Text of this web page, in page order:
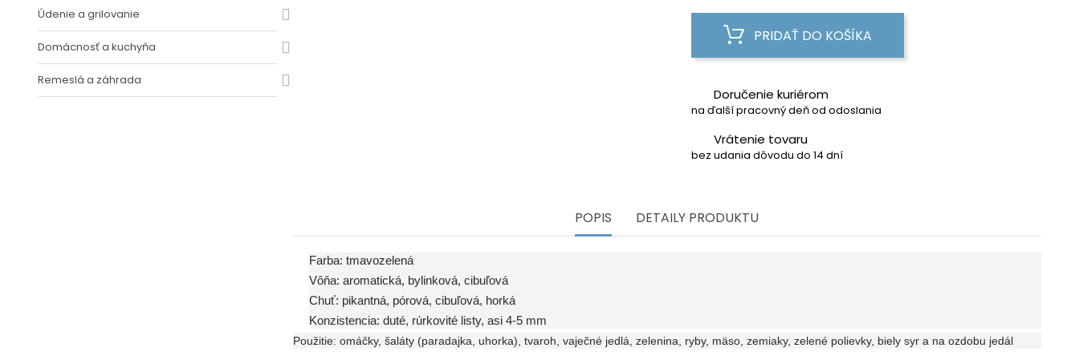
Údenie a grilovanie
Domácnosť a kuchyňa
Remeslá a záhrada
PRIDAŤ DO KOŠÍKA
Doručenie kuriérom
na ďalší pracovný deň od odoslania
Vrátenie tovaru
bez udania dôvodu do 14 dní
POPIS DETAILY PRODUKTU
Farba: tmavozelená
Vôňa: aromatická, bylinková, cibuľová
Chuť: pikantná, pórová, cibuľová, horká
Konzistencia: duté, rúrkovité listy, asi 4-5 mm
Použitie: omáčky, šaláty (paradajka, uhorka), tvaroh, vaječné jedlá, zelenina, ryby, mäso, zemiaky, zelené polievky, biely syr a na ozdobu jedál